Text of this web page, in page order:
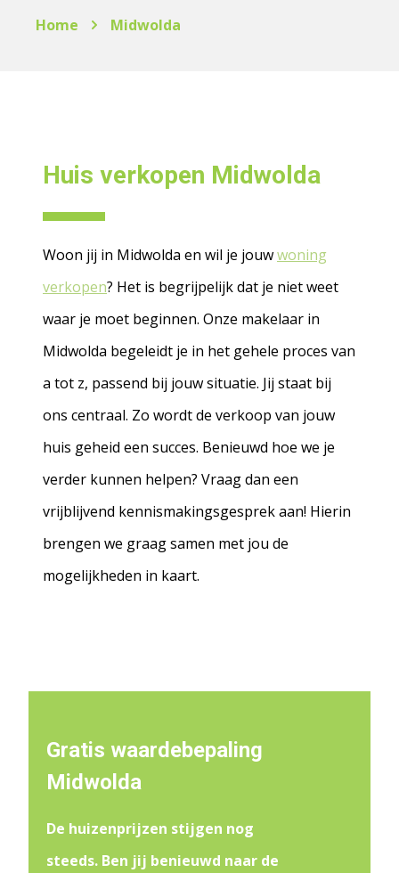
Home Midwolda
Huis verkopen Midwolda
Woon jij in Midwolda en wil je jouwwoning
verkopen? Het is begrijpelijk dat je niet weet
waar je moet beginnen. Onze makelaar in
Midwolda begeleidt je in het gehele proces van
a tot z, passend bij jouw situatie. Jij staat bij
ons centraal. Zo wordt de verkoop van jouw
huis geheid een succes. Benieuwd hoe we je
verder kunnen helpen? Vraag dan een
vrijblijvend kennismakingsgesprek aan! Hierin
brengen we graag samen met jou de
mogelijkheden in kaart.
Gratis waardebepaling
Midwolda
De huizenprijzen stijgen nog
steeds. Ben jij benieuwd naar de